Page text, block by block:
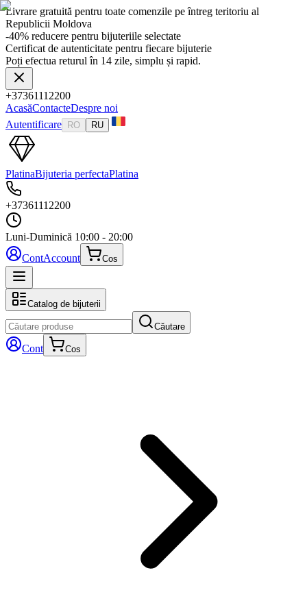
Livrare gratuită pentru toate comenzile pe întreg teritoriu al
Republicii Moldova
-40% reducere pentru bijuteriile selectate
Certificat de autenticitate pentru fiecare bijuterie
Poți efectua returul în 14 zile, simplu și rapid.
+37361112200
AcasăContacteDespre noi
Autentificare
RO RU
PlatinaBijuteria perfectaPlatina
+37361112200
Luni-Duminică 10:00 - 20:00
ContAccount Cos
Catalog de bijuterii
Căutare
Cont Cos